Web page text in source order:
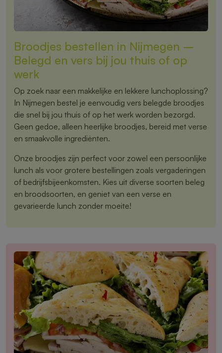
Broodjes bestellen in Nijmegen –
Belegd en vers bij jou thuis of op
werk
Op zoek naar een makkelijke en lekkere lunchoplossing?
In Nijmegen bestel je eenvoudig vers belegde broodjes
die snel bij jou thuis of op het werk worden bezorgd.
Geen gedoe, alleen heerlijke broodjes, bereid met verse
en smaakvolle ingrediënten.
Onze broodjes zijn perfect voor zowel een persoonlijke
lunch als voor grotere bestellingen zoals vergaderingen
of bedrijfsbijeenkomsten. Kies uit diverse soorten beleg
en broodsoorten, en geniet van een verse en
gevarieerde lunch zonder moeite!